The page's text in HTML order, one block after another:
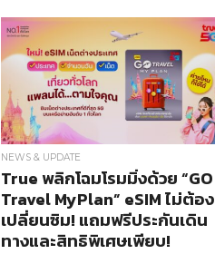
NEWS & UPDATE
True พลิกโฉมโรมมิ่งด้วย “GO
Travel MyPlan” eSIM ไม่ต้อง
เปลี่ยนซิม! แถมฟรีประกันเดิน
ทางและสิทธิพิเศษเพียบ!